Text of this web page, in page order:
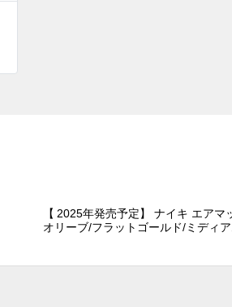
【 2025年発売予定】 ナイキ エア
オリーブ/フラットゴールド/ミディ